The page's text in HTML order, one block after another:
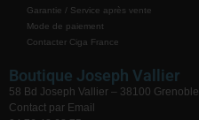
Garantie / Service après vente
Mode de paiement
Contacter Ciga France
Boutique Joseph Vallier
58 Bd Joseph Vallier – 38100 Grenoble
Contact par Email